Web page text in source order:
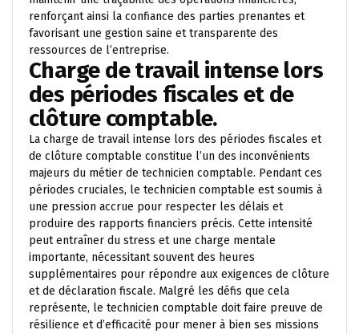
renforçant ainsi la confiance des parties prenantes et
favorisant une gestion saine et transparente des
ressources de l’entreprise.
Charge de travail intense lors
des périodes fiscales et de
clôture comptable.
La charge de travail intense lors des périodes fiscales et
de clôture comptable constitue l’un des inconvénients
majeurs du métier de technicien comptable. Pendant ces
périodes cruciales, le technicien comptable est soumis à
une pression accrue pour respecter les délais et
produire des rapports financiers précis. Cette intensité
peut entraîner du stress et une charge mentale
importante, nécessitant souvent des heures
supplémentaires pour répondre aux exigences de clôture
et de déclaration fiscale. Malgré les défis que cela
représente, le technicien comptable doit faire preuve de
résilience et d’efficacité pour mener à bien ses missions